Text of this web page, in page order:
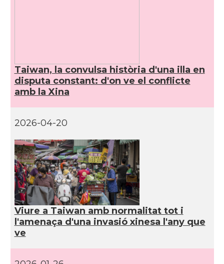
Taiwan, la convulsa història d'una illa en
disputa constant: d'on ve el conflicte
amb la Xina
2026-04-20
Viure a Taiwan amb normalitat tot i
l'amenaça d'una invasió xinesa l'any que
ve